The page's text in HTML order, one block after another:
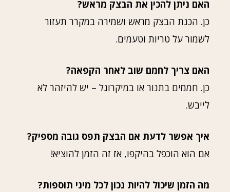
האם ניתן להכין את הבצק מראש?
כן. הכנת הבצק מראש ושמירה במקרר תעזור
לשמור על טריות וטעמים.
האם צריך לחמם שוב לאחר הקפאה?
כן. חממים בתנור או במיקרוגל – יש להיזהר לא
לייבש.
איך אפשר לדעת אם הבצק תפס גובה מספיק?
אם הוא הוכפל בהיקפו, אז זה הזמן להוציא!
מה הזמן שיכול להיות נכון לכל מיני תוספות?